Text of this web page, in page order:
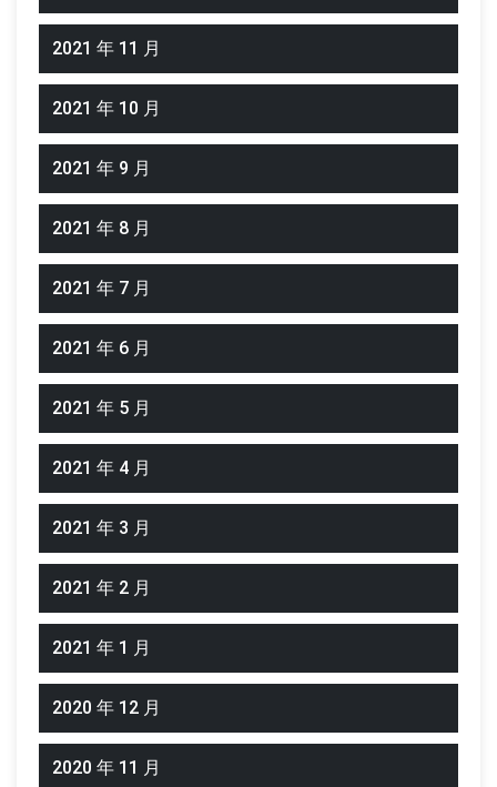
2021 年 11 月
2021 年 10 月
2021 年 9 月
2021 年 8 月
2021 年 7 月
2021 年 6 月
2021 年 5 月
2021 年 4 月
2021 年 3 月
2021 年 2 月
2021 年 1 月
2020 年 12 月
2020 年 11 月